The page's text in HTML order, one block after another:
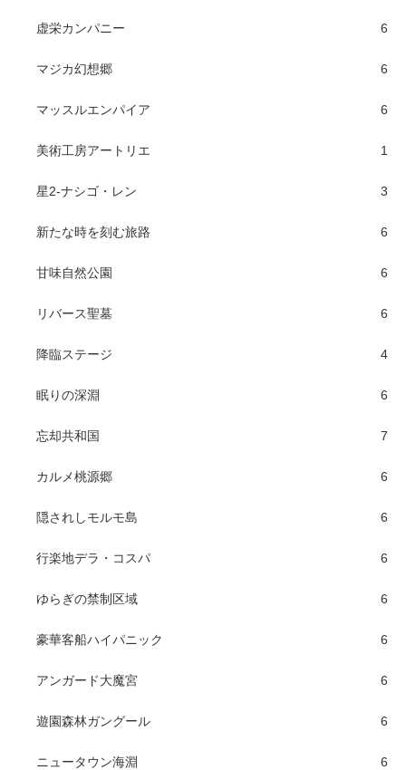
虚栄カンパニー 6
マジカ幻想郷 6
マッスルエンパイア 6
美術工房アートリエ 1
星2-ナシゴ・レン 3
新たな時を刻む旅路 6
甘味自然公園 6
リバース聖墓 6
降臨ステージ 4
眠りの深淵 6
忘却共和国 7
カルメ桃源郷 6
隠されしモルモ島 6
行楽地デラ・コスパ 6
ゆらぎの禁制区域 6
豪華客船ハイパニック 6
アンガード大魔宮 6
遊園森林ガングール 6
ニュータウン海淵 6